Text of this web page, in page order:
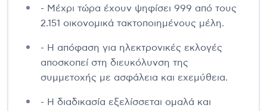
- Μέχρι τώρα έχουν ψηφίσει 999 από τους
2.151 οικονομικά τακτοποιημένους μέλη.
- Η απόφαση για ηλεκτρονικές εκλογές
αποσκοπεί στη διευκόλυνση της
συμμετοχής με ασφάλεια και εχεμύθεια.
- Η διαδικασία εξελίσσεται ομαλά και